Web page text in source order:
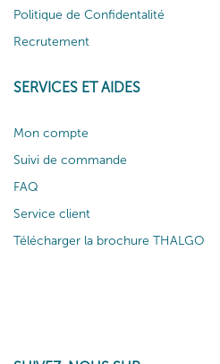
Politique de Confidentalité
Recrutement
SERVICES ET AIDES
Mon compte
Suivi de commande
FAQ
Service client
Télécharger la brochure THALGO